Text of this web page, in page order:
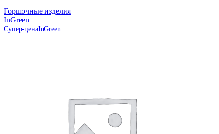
Горшочные изделия
InGreen
Супер-ценаInGreen